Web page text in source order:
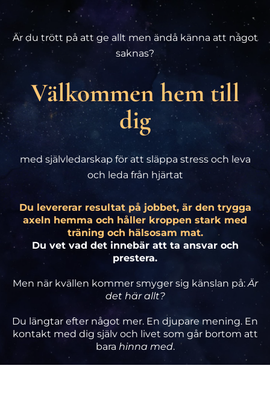
Är du trött på att ge allt men ändå känna att något
saknas?
Välkommen hem till
dig
med självledarskap för att släppa stress och leva
och leda från hjärtat
Du levererar resultat på jobbet, är den trygga
axeln hemma och håller kroppen stark med
träning och hälsosam mat.
Du vet vad det innebär att ta ansvar och
prestera.
Men när kvällen kommer smyger sig känslan på:Är
det här allt?
Du längtar efter något mer. En djupare mening. En
kontakt med dig själv och livet som går bortom att
bara hinna med.